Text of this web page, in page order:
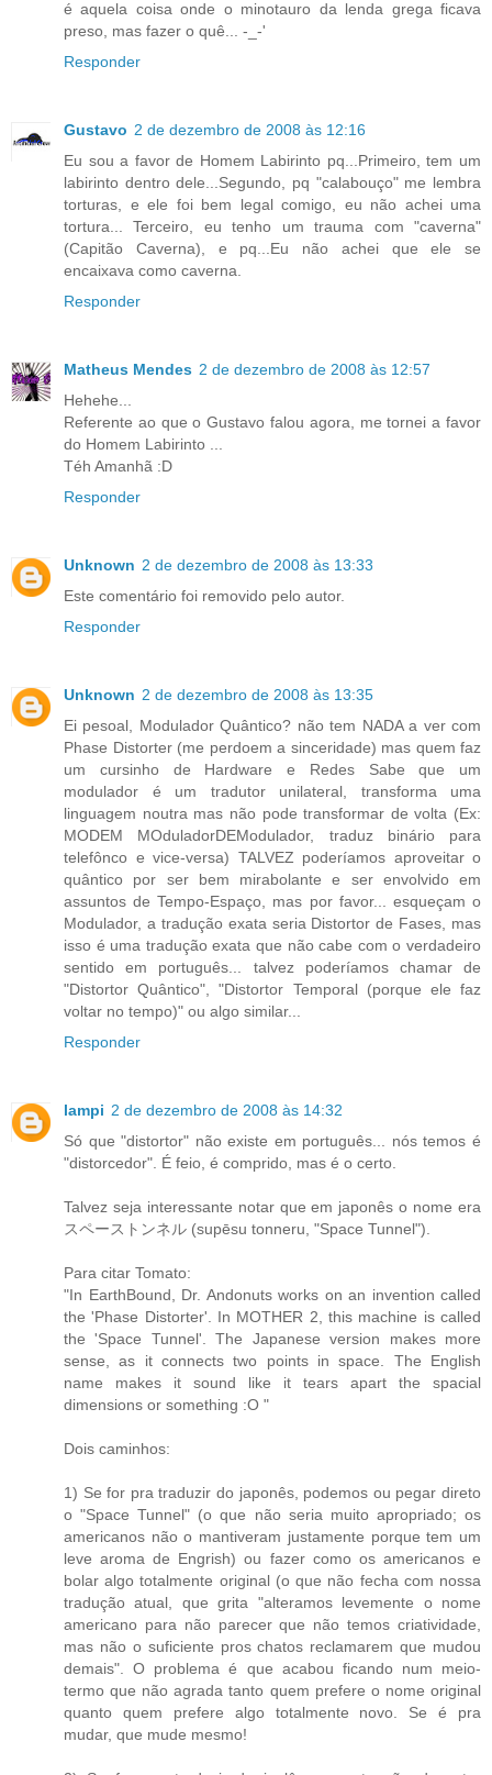
é aquela coisa onde o minotauro da lenda grega ficava
preso, mas fazer o quê... -_-'
Responder
Gustavo 2 de dezembro de 2008 às 12:16
Eu sou a favor de Homem Labirinto pq...Primeiro, tem um
labirinto dentro dele...Segundo, pq "calabouço" me lembra
torturas, e ele foi bem legal comigo, eu não achei uma
tortura... Terceiro, eu tenho um trauma com "caverna"
(Capitão Caverna), e pq...Eu não achei que ele se
encaixava como caverna.
Responder
Matheus Mendes 2 de dezembro de 2008 às 12:57
Hehehe...
Referente ao que o Gustavo falou agora, me tornei a favor
do Homem Labirinto ...
Téh Amanhã :D
Responder
Unknown 2 de dezembro de 2008 às 13:33
Este comentário foi removido pelo autor.
Responder
Unknown 2 de dezembro de 2008 às 13:35
Ei pesoal, Modulador Quântico? não tem NADA a ver com
Phase Distorter (me perdoem a sinceridade) mas quem faz
um cursinho de Hardware e Redes Sabe que um
modulador é um tradutor unilateral, transforma uma
linguagem noutra mas não pode transformar de volta (Ex:
MODEM MOduladorDEModulador, traduz binário para
telefônco e vice-versa) TALVEZ poderíamos aproveitar o
quântico por ser bem mirabolante e ser envolvido em
assuntos de Tempo-Espaço, mas por favor... esqueçam o
Modulador, a tradução exata seria Distortor de Fases, mas
isso é uma tradução exata que não cabe com o verdadeiro
sentido em português... talvez poderíamos chamar de
"Distortor Quântico", "Distortor Temporal (porque ele faz
voltar no tempo)" ou algo similar...
Responder
lampi 2 de dezembro de 2008 às 14:32
Só que "distortor" não existe em português... nós temos é
"distorcedor". É feio, é comprido, mas é o certo.
Talvez seja interessante notar que em japonês o nome era
スペーストンネル (supēsu tonneru, "Space Tunnel").
Para citar Tomato:
"In EarthBound, Dr. Andonuts works on an invention called
the 'Phase Distorter'. In MOTHER 2, this machine is called
the 'Space Tunnel'. The Japanese version makes more
sense, as it connects two points in space. The English
name makes it sound like it tears apart the spacial
dimensions or something :O "
Dois caminhos:
1) Se for pra traduzir do japonês, podemos ou pegar direto
o "Space Tunnel" (o que não seria muito apropriado; os
americanos não o mantiveram justamente porque tem um
leve aroma de Engrish) ou fazer como os americanos e
bolar algo totalmente original (o que não fecha com nossa
tradução atual, que grita "alteramos levemente o nome
americano para não parecer que não temos criatividade,
mas não o suficiente pros chatos reclamarem que mudou
demais". O problema é que acabou ficando num meio-
termo que não agrada tanto quem prefere o nome original
quanto quem prefere algo totalmente novo. Se é pra
mudar, que mude mesmo!